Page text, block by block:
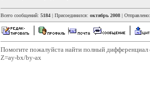
Всего сообщений: 5184 | Присоединился: октябрь 2008 |
Помогите пожалуйста найти полный
Z=ay-bx/by-ax